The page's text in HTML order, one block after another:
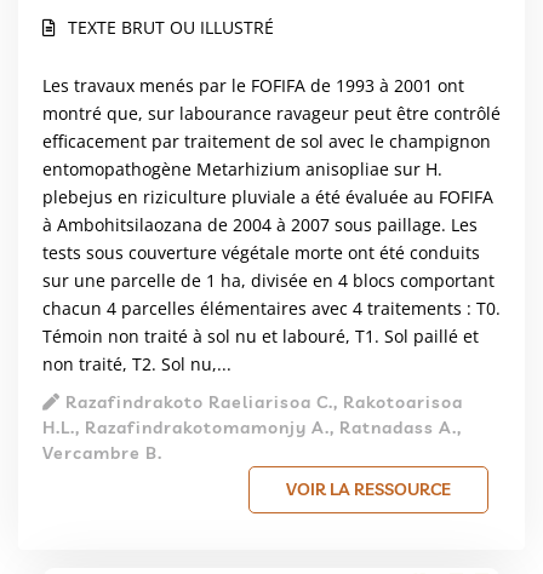
TEXTE BRUT OU ILLUSTRÉ
Les travaux menés par le FOFIFA de 1993 à 2001 ont
montré que, sur labourance ravageur peut être contrôlé
efficacement par traitement de sol avec le champignon
entomopathogène Metarhizium anisopliae sur H.
plebejus en riziculture pluviale a été évaluée au FOFIFA
à Ambohitsilaozana de 2004 à 2007 sous paillage. Les
tests sous couverture végétale morte ont été conduits
sur une parcelle de 1 ha, divisée en 4 blocs comportant
chacun 4 parcelles élémentaires avec 4 traitements : T0.
Témoin non traité à sol nu et labouré, T1. Sol paillé et
non traité, T2. Sol nu,...
Razafindrakoto Raeliarisoa C., Rakotoarisoa
H.L., Razafindrakotomamonjy A., Ratnadass A.,
Vercambre B.
VOIR LA RESSOURCE